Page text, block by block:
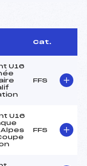
Cat.
U16
FFS
U16
FFS